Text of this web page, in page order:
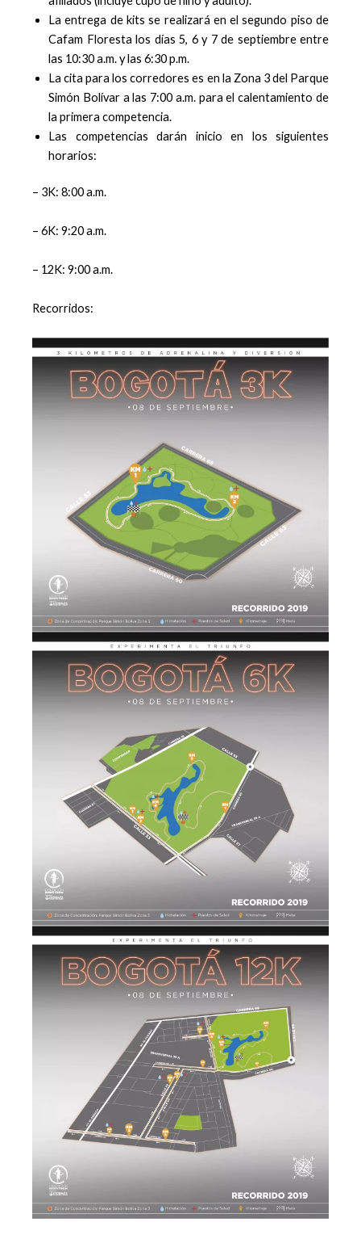
La entrega de kits se realizará en el segundo piso de
Cafam Floresta los días 5, 6 y 7 de septiembre entre
las 10:30 a.m. y las 6:30 p.m.
La cita para los corredores es en la Zona 3 del Parque
Simón Bolívar a las 7:00 a.m. para el calentamiento de
la primera competencia.
Las competencias darán inicio en los siguientes
horarios:
– 3K: 8:00 a.m.
– 6K: 9:20 a.m.
– 12K: 9:00 a.m.
Recorridos: